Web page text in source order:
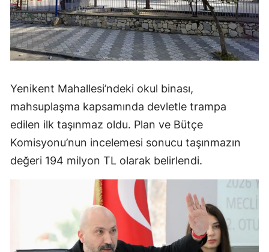
Yenikent Mahallesi’ndeki okul binası,
mahsuplaşma kapsamında devletle trampa
edilen ilk taşınmaz oldu. Plan ve Bütçe
Komisyonu’nun incelemesi sonucu taşınmazın
değeri 194 milyon TL olarak belirlendi.